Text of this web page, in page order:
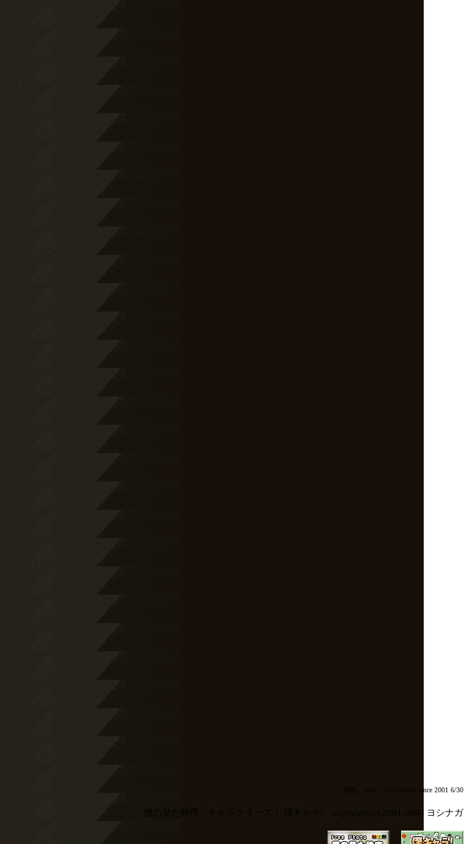
僕秩。total 182164466 since 2001 6/30
僕の見た秩序。キャラクターズ！ 僕キャラ! copyright(c) 2001-2004 ヨシナガ